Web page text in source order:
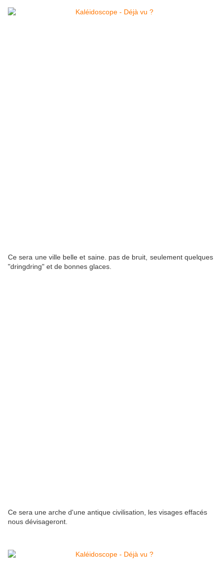
Ce sera une ville belle et saine. pas de bruit, seulement quelques
"dringdring" et de bonnes glaces.
Ce sera une arche d'une antique civilisation, les visages effacés
nous dévisageront.